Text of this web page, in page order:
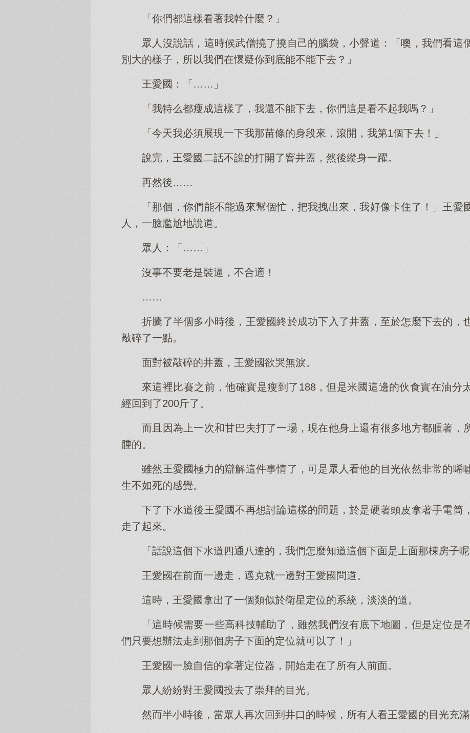
「你們都這樣看著我幹什麼？」
眾人沒說話，這時候武僧撓了撓自己的腦袋，小聲道：「噢，我們看這
別大的樣子，所以我們在懷疑你到底能不能下去？」
王愛國：「……」
「我特么都瘦成這樣了，我還不能下去，你們這是看不起我嗎？」
「今天我必須展現一下我那苗條的身段來，滾開，我第1個下去！」
說完，王愛國二話不說的打開了窨井蓋，然後縱身一躍。
再然後……
「那個，你們能不能過來幫個忙，把我拽出來，我好像卡住了！」王愛
人，一臉尷尬地說道。
眾人：「……」
沒事不要老是裝逼，不合適！
……
折騰了半個多小時後，王愛國終於成功下入了井蓋，至於怎麼下去的，
敲碎了一點。
面對被敲碎的井蓋，王愛國欲哭無淚。
來這裡比賽之前，他確實是瘦到了188，但是米國這邊的伙食實在油分
經回到了200斤了。
而且因為上一次和甘巴夫打了一場，現在他身上還有很多地方都腫著，
腫的。
雖然王愛國極力的辯解這件事情了，可是眾人看他的目光依然非常的唏
生不如死的感覺。
下了下水道後王愛國不再想討論這樣的問題，於是硬著頭皮拿著手電筒
走了起來。
「話說這個下水道四通八達的，我們怎麼知道這個下面是上面那棟房子呢
王愛國在前面一邊走，邁克就一邊對王愛國問道。
這時，王愛國拿出了一個類似於衛星定位的系統，淡淡的道。
「這時候需要一些高科技輔助了，雖然我們沒有底下地圖，但是定位是
們只要想辦法走到那個房子下面的定位就可以了！」
王愛國一臉自信的拿著定位器，開始走在了所有人前面。
眾人紛紛對王愛國投去了崇拜的目光。
然而半小時後，當眾人再次回到井口的時候，所有人看王愛國的目光充滿